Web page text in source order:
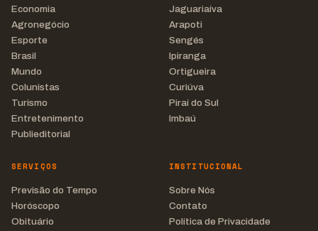
Economia
Agronegócio
Esporte
Brasil
Mundo
Colunistas
Turismo
Entretenimento
Publieditorial
Jaguariaíva
Arapoti
Sengés
Ipiranga
Ortigueira
Curiúva
Piraí do Sul
Imbaú
SERVIÇOS
Previsão do Tempo
Horóscopo
Obituário
INSTITUCIONAL
Sobre Nós
Contato
Política de Privacidade